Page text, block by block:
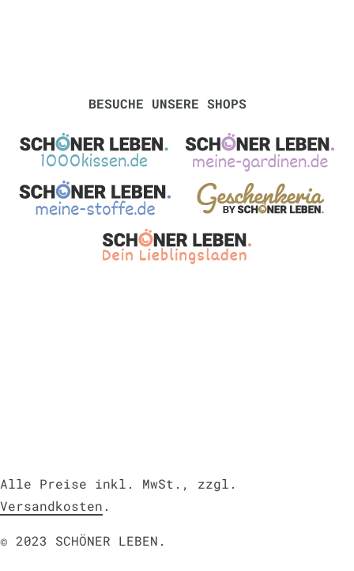
BESUCHE UNSERE SHOPS
Alle Preise inkl. MwSt., zzgl.
Versandkosten .
© 2023 SCHÖNER LEBEN.